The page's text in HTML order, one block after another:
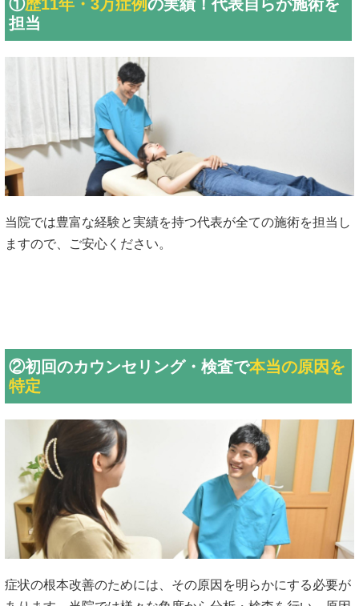
①歴11年・3万症例の実績！代表自らが施術を
担当
当院では豊富な経験と実績を持つ代表が全ての施術を担当し
ますので、ご安心ください。
②初回のカウンセリング・検査で本当の原因を
特定
症状の根本改善のためには、その原因を明らかにする必要が